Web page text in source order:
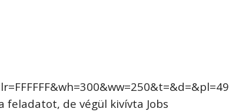
feladatot, de végül kivívta Jobs